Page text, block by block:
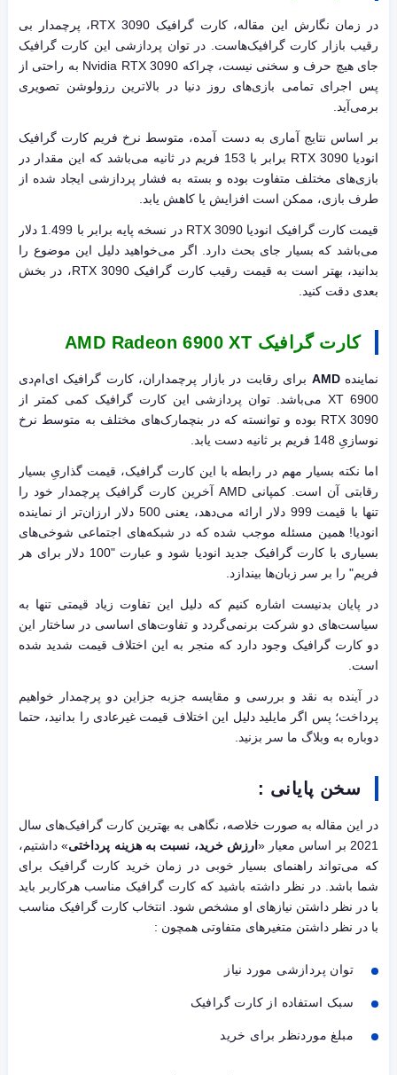
در زمان نگارش این مقاله، کارت گرافیک RTX 3090، پرچمدار بی
رقیب بازار کارت گرافیک‌هاست. در توان پردازشی این کارت گرافیک
جای هیچ حرف و سخنی نیست، چراکه Nvidia RTX 3090 به راحتی از
پس اجرای تمامی بازی‌های روز دنیا در بالاترین رزولوشن تصویری
برمی‌آید.
بر اساس نتایج آماری به دست آمده، متوسط نرخ فریم کارت گرافیک
انودیا RTX 3090 برابر با 153 فریم در ثانیه می‌باشد که این مقدار در
بازی‌های مختلف متفاوت بوده و بسته به فشار پردازشی ایجاد شده از
طرف بازی، ممکن است افزایش یا کاهش یابد.
قیمت کارت گرافیک انودیا RTX 3090 در نسخه پایه برابر با 1.499 دلار
می‌باشد که بسیار جای بحث دارد. اگر می‌خواهید دلیل این موضوع را
بدانید، بهتر است به قیمت رقیب کارت گرافیک RTX 3090، در بخش
بعدی دقت کنید.
کارت گرافیک AMD Radeon 6900 XT
نمایندهAMD برای رقابت در بازار پرچمداران، کارت گرافیک ای‌ام‌دی
6900 XT می‌باشد. توان پردازشی این کارت گرافیک کمی کمتر از
RTX 3090 بوده و توانسته که در بنچمارک‌های مختلف به متوسط نرخ
نوسازیِ 148 فریم بر ثانیه دست یابد.
اما نکته بسیار مهم در رابطه با این کارت گرافیک، قیمت گذاریِ بسیار
رقابتی آن است. کمپانی AMD آخرین کارت گرافیک پرچمدار خود را
تنها با قیمت 999 دلار ارائه می‌دهد، یعنی 500 دلار ارزان‌تر از نماینده
انودیا! همین مسئله موجب شده که در شبکه‌های اجتماعی شوخی‌های
بسیاری با کارت گرافیک جدید انودیا شود و عبارت "100 دلار برای هر
فریم" را بر سر زبان‌ها بیندازد.
در پایان بدنیست اشاره کنیم که دلیل این تفاوت زیاد قیمتی تنها به
سیاست‌های دو شرکت برنمی‌گردد و تفاوت‌های اساسی در ساختار این
دو کارت گرافیک وجود دارد که منجر به این اختلاف قیمت شدید شده
است.
در آینده‌ به نقد و بررسی و مقایسه جزبه جزاین دو پرچمدار خواهیم
پرداخت؛ پس اگر مایلید دلیل این اختلاف قیمت غیرعادی را بدانید، حتما
دوباره به وبلاگ ما سر بزنید.
سخن پایانی :
در این مقاله به صورت خلاصه، نگاهی به بهترین کارت گرافیک‌های سال
2021 بر اساس معیار «
ارزش خرید، نسبت به هزینه پرداختی» داشتیم،
که می‌تواند راهنمای بسیار خوبی در زمان خرید کارت گرافیک برای
شما باشد. در نظر داشته باشید که کارت گرافیک مناسب هرکاربر باید
با در نظر داشتن نیازهای او مشخص شود. انتخاب کارت گرافیک مناسب
با در نظر داشتن متغیرهای متفاوتی همچون :
توان پردازشی مورد نیاز
سبک استفاده از کارت گرافیک
مبلغ موردنظر برای خرید